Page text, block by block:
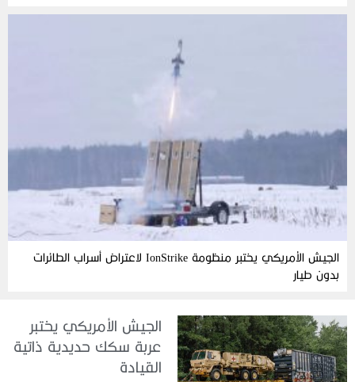
الجيش الأمريكي يختبر منظومة IonStrike لاعتراض أسراب الطائرات
بدون طيار
الجيش الأمريكي يختبر
عربة سكك حديدية ذاتية
القيادة